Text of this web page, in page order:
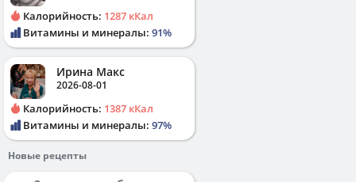
Калорийность: 1287 кКал
Витамины и минералы: 91%
Ирина Макс
2026-08-01
Калорийность: 1387 кКал
Витамины и минералы: 97%
Новые рецепты